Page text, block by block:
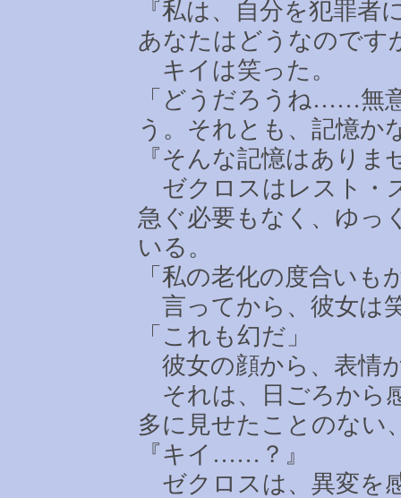
『私は、自分を犯罪
あなたはどうなのです
キイは笑った。
「どうだろうね……無
う。それとも、記憶か
『そんな記憶はあり
ゼクロスはレスト・
急ぐ必要もなく、ゆっ
いる。
「私の老化の度合いも
言ってから、彼女は
「これも幻だ」
彼女の顔から、表情
それは、日ごろから
多に見せたことのない
『キイ …… ？』
ゼクロスは、異変を